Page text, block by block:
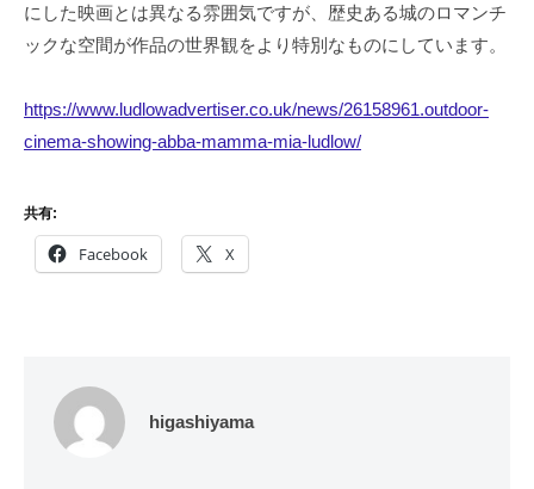
にした映画とは異なる雰囲気ですが、歴史ある城のロマンチ
ックな空間が作品の世界観をより特別なものにしています。
https://www.ludlowadvertiser.co.uk/news/26158961.outdoor-
cinema-showing-abba-mamma-mia-ludlow/
共有:
Facebook X
higashiyama